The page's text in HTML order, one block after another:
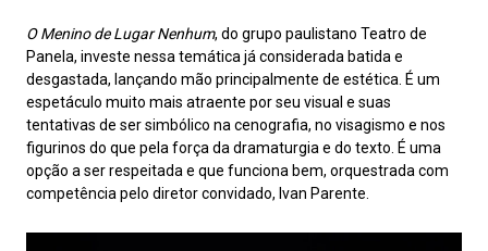
O Menino de Lugar Nenhum, do grupo paulistano Teatro de
Panela, investe nessa temática já considerada batida e
desgastada, lançando mão principalmente de estética. É um
espetáculo muito mais atraente por seu visual e suas
tentativas de ser simbólico na cenografia, no visagismo e nos
figurinos do que pela força da dramaturgia e do texto. É uma
opção a ser respeitada e que funciona bem, orquestrada com
competência pelo diretor convidado, Ivan Parente.